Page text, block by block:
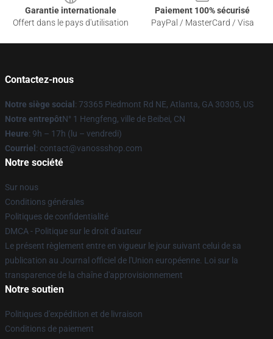
Garantie internationale
Offert dans le pays d'utilisation
Paiement 100% sécurisé
PayPal / MasterCard / Visa
Contactez-nous
Notre siège social : 73365 Piedmont Rd NE, Atlanta, GA 30305, US
Notre entrepôtN° 1 Hengfeng, ville de Beibei, CN
Heure: 9h – 17h (lu – vendredi)
Courriel : contact@vanossshop.com
Notre société
Sur nous
Conditions générales
Politiques de confidentialité
DMCA - Politique sur le droit d'auteur
Le présent règlement entre en vigueur le jour suivant celui de sa
publication au Journal officiel de l'Union européenne. Loi sur la
transparence de la chaîne d'approvisionnement
Notre soutien
Politiques d'expédition et de livraison
Conditions de paiement